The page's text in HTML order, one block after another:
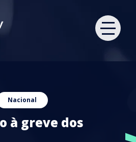
Nacional
à greve dos